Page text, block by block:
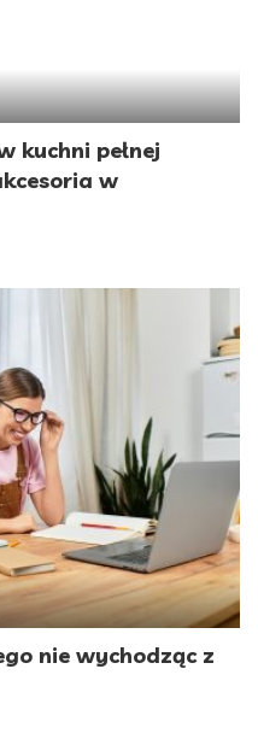
kuchni pełnej
w
nie wychodząc z